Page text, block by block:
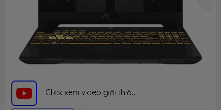
Click xem video giới thiệu